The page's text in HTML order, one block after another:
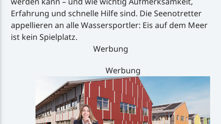
Erfahrung und schnelle Hilfe sind. Die Seenotretter
appellieren an alle Wassersportler: Eis auf dem Meer
ist kein Spielplatz.
Werbung
Werbung